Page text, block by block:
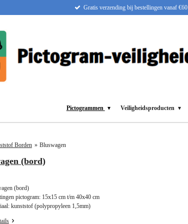
Gratis verzending bij bestellingen vanaf €60
Pictogrammen Veiligheidsproducten
Borden » Bluswagen
(bord)
(bord)
pictogram: 15x15 cm t/m 40x40 cm
kunststof (polypropyleen 1,5mm)